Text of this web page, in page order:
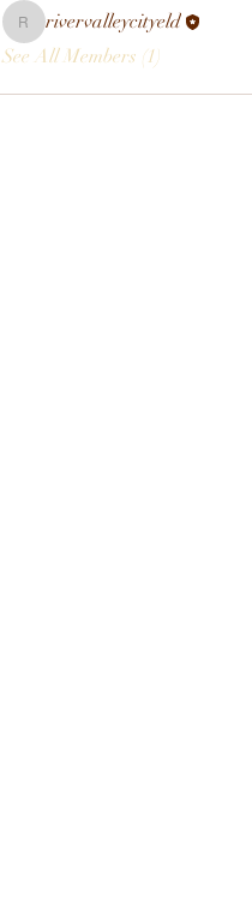
rivervalleycityeld
rivervalleycityeld
See All Members (1)